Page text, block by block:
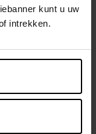
kunt u uw
intrekken.